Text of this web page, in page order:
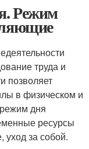
Режим
труда и
позволяет
в физическом и
дня
ресурсы
уход за собой.